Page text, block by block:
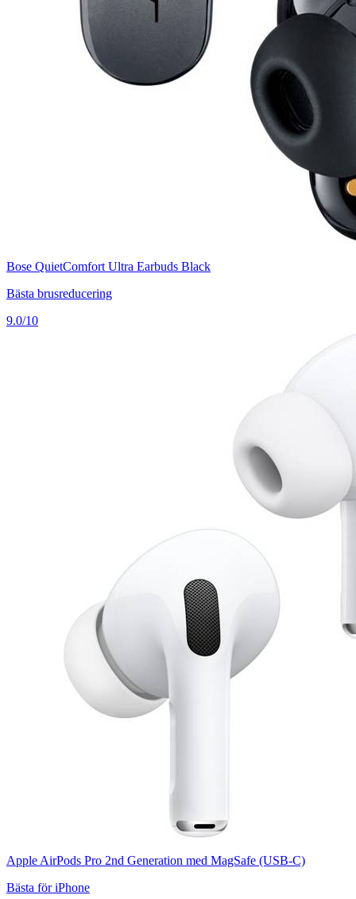
Bose QuietComfort Ultra Earbuds Black
Bästa brusreducering
9.0/10
Apple AirPods Pro 2nd Generation med MagSafe (USB-C)
Bästa för iPhone